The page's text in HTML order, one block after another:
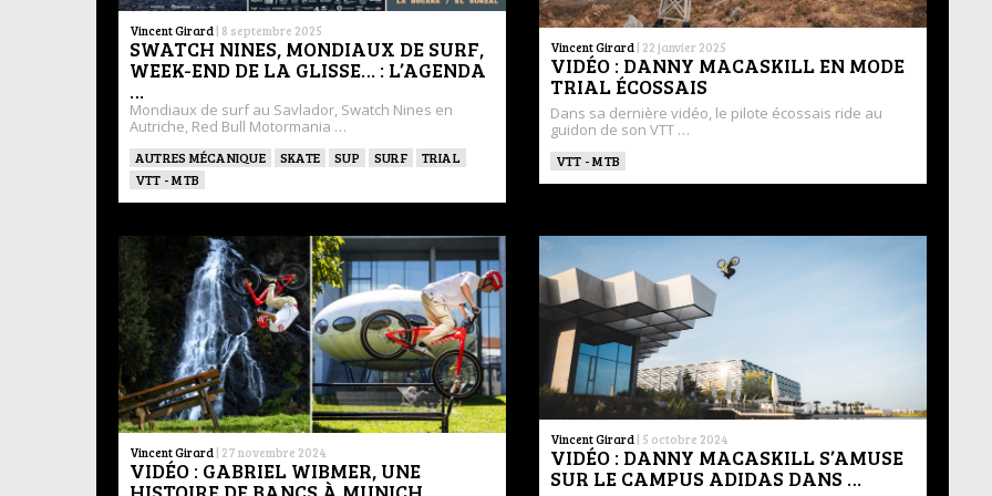
Vincent Girard | 8 septembre 2025
SWATCH NINES, MONDIAUX DE SURF,
WEEK-END DE LA GLISSE… : L’AGENDA
…
Mondiaux de surf au Savlador, Swatch Nines en
Autriche, Red Bull Motormania …
AUTRES MÉCANIQUE SKATE SUP SURF
TRIAL
VTT - MTB
Vincent Girard | 22 janvier 2025
VIDÉO : DANNY MACASKILL EN MODE
TRIAL ÉCOSSAIS
Dans sa dernière vidéo, le pilote écossais ride au
guidon de son VTT …
VTT - MTB
Vincent Girard | 27 novembre 2024
VIDÉO : GABRIEL WIBMER, UNE
Vincent Girard | 5 octobre 2024
VIDÉO : DANNY MACASKILL S’AMUSE
SUR LE CAMPUS ADIDAS DANS …